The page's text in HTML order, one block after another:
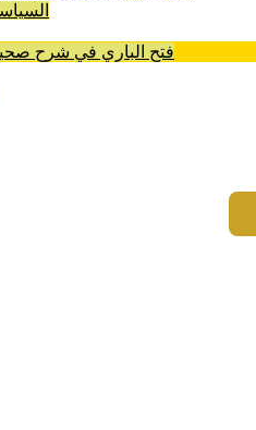
فتح الباري في شرح